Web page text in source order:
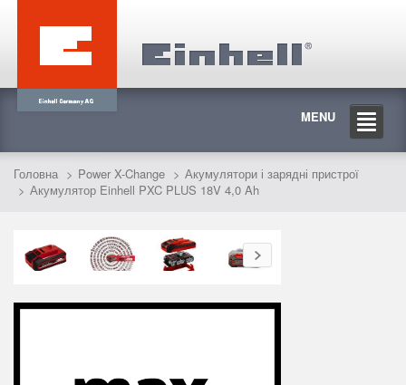
MENU
Головна Power X-Change
Акумулятори і зарядні пристрої
Акумулятор Einhell PXC PLUS 18V 4,0 Ah